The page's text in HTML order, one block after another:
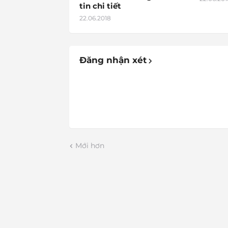
tin chi tiết
22.06.2018
Đăng nhận xét
Mới hơn